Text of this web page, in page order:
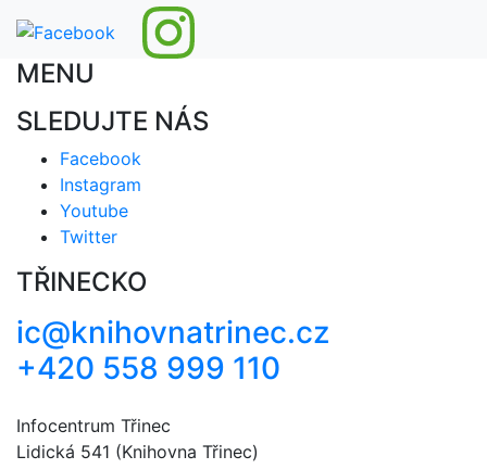
MENU
SLEDUJTE NÁS
Facebook
Instagram
Youtube
Twitter
TŘINECKO
ic@knihovnatrinec.cz
+420 558 999 110
Infocentrum Třinec
Lidická 541 (Knihovna Třinec)